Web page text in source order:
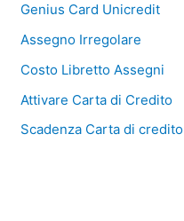
Genius Card Unicredit
Assegno Irregolare
Costo Libretto Assegni
Attivare Carta di Credito
Scadenza Carta di credito